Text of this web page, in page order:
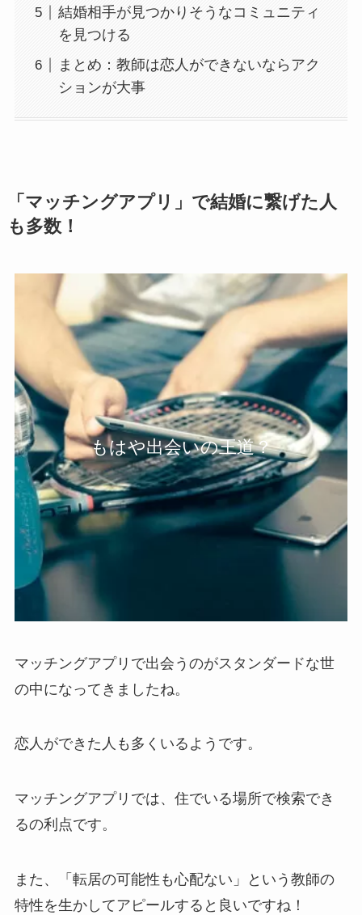
結婚相手が見つかりそうなコミュニティ
を見つける
まとめ：教師は恋人ができないならアク
ションが大事
「マッチングアプリ」で結婚に繋げた人
も多数！
もはや出会いの王道？
マッチングアプリで出会うのがスタンダードな世
の中になってきましたね。
恋人ができた人も多くいるようです。
マッチングアプリでは、住でいる場所で検索でき
るの利点です。
また、「転居の可能性も心配ない」という教師の
特性を生かしてアピールすると良いですね！